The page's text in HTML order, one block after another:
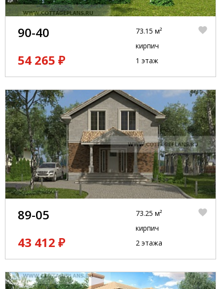
90-40
54 265 ₽
73.15 м²
кирпич
1 этаж
89-05
43 412 ₽
73.25 м²
кирпич
2 этажа